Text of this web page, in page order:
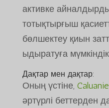
активке
тотықтырғыш
бөлшектеу қиын
ыдыратуға
Дақтар мен дақтар:
Оның үстіне,
әртүрлі беттерден